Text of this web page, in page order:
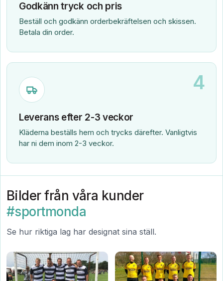
Godkänn tryck och pris
Beställ och godkänn orderbekräftelsen och skissen.
Betala din order.
4
Leverans efter 2-3 veckor
Kläderna beställs hem och trycks därefter. Vanligtvis
har ni dem inom 2-3 veckor.
Bilder från våra kunder
#sportmonda
Se hur riktiga lag har designat sina ställ.